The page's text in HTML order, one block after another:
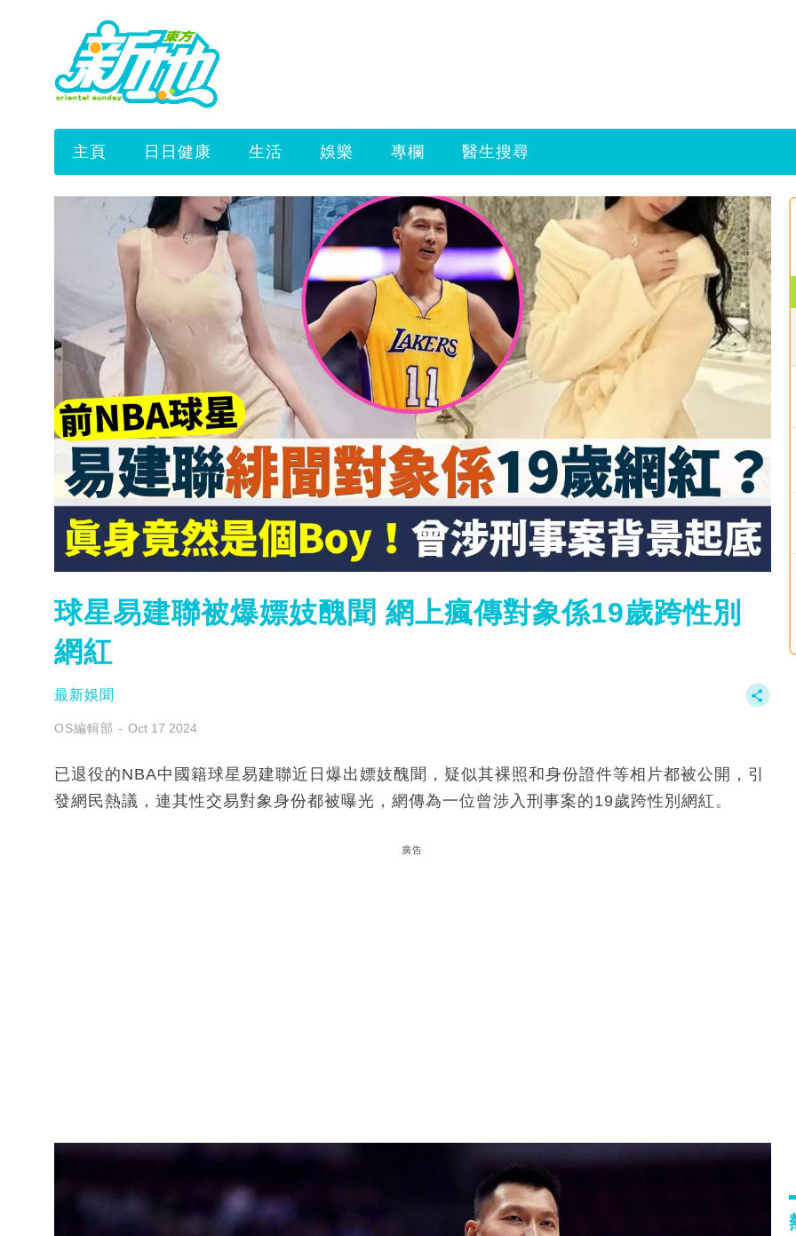
主頁 日日健康 生活 娛樂 專欄 醫生搜尋
球星易建聯被爆嫖妓醜聞 網上瘋傳對象係19歲跨性別
網紅
最新娛聞
OS編輯部 Oct 17 2024
已退役的NBA中國籍球星易建聯近日爆出嫖妓醜聞，疑似其裸照和身份證件等相片都被公開，引
發網民熱議，連其性交易對象身份都被曝光，網傳為一位曾涉入刑事案的19歲跨性別網紅。
廣告